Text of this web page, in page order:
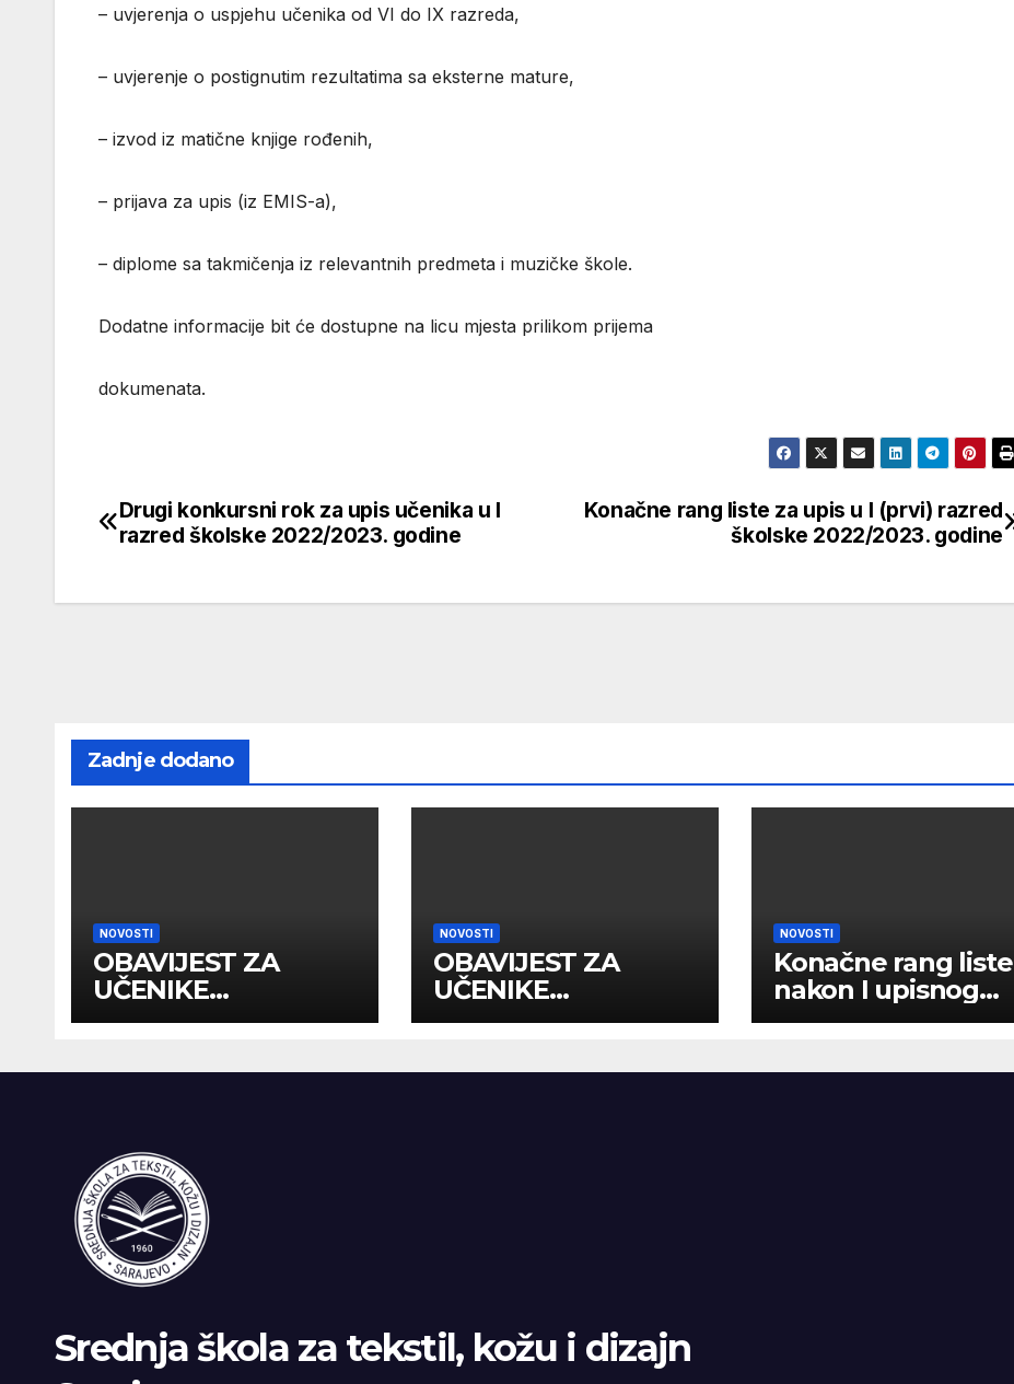
– uvjerenja o uspjehu učenika od VI do IX razreda,
– uvjerenje o postignutim rezultatima sa eksterne mature,
– izvod iz matične knjige rođenih,
– prijava za upis (iz EMIS-a),
– diplome sa takmičenja iz relevantnih predmeta i muzičke škole.
Dodatne informacije bit će dostupne na licu mjesta prilikom prijema
dokumenata.
Navigacija
Konačne rang liste za upis u I (prvi) razred
školske 2022/2023. godine
Drugi konkursni rok za upis učenika u I
razred školske 2022/2023. godine
Zadnje dodano
NOVOSTI
OBAVIJEST ZA
UČENIKE
PRIMLJENE U I
DRUGOM UPİSNOM
NOVOSTI
OBAVIJEST ZA
UČENIKE
PRIMLJENE U I
NOVOSTI
Konačne rang liste
nakon I upisnog
roka
Srednja škola za tekstil, kožu i dizajn